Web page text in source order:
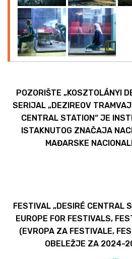
POZORIŠTE „KOSZTOLÁNYI
SERIJAL „DEZIREOV
CENTRAL STATION“ JE
ISTAKNUTOG ZNAČAJA
MAĐARSKE
FESTIVAL „DESIRÉ CENTRAL
EUROPE FOR FESTIVALS,
(EVROPA ZA FESTIVALE,
OBELEŽJE ZA 2024-